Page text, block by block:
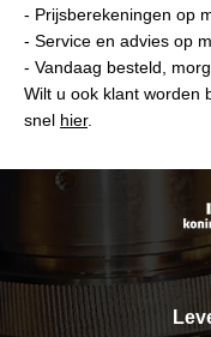
- Prijsberekeningen op
- Service en advies op
- Vandaag besteld,
Wilt u ook klant worden
snel hier.